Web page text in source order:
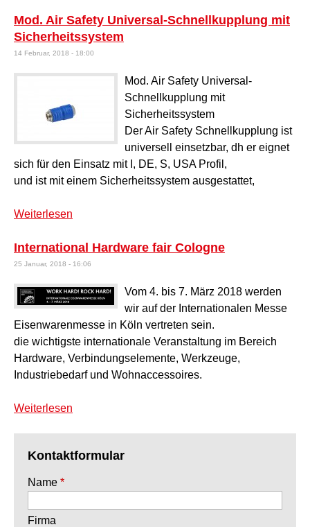
Mod. Air Safety Universal-Schnellkupplung mit
Sicherheitssystem
14 Februar, 2018 - 18:00
Mod. Air Safety Universal-
Schnellkupplung mit
Sicherheitssystem
Der Air Safety Schnellkupplung ist
universell einsetzbar, dh er eignet
sich für den Einsatz mit I, DE, S, USA Profil,
und ist mit einem Sicherheitssystem ausgestattet,
Weiterlesen
International Hardware fair Cologne
25 Januar, 2018 - 16:06
Vom 4. bis 7. März 2018 werden
wir auf der Internationalen Messe
Eisenwarenmesse in Köln vertreten sein.
die wichtigste internationale Veranstaltung im Bereich
Hardware, Verbindungselemente, Werkzeuge,
Industriebedarf und Wohnaccessoires.
Weiterlesen
Kontaktformular
Name *
Firma